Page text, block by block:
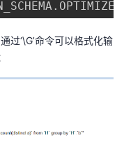
过‘\G’命令可以格式化输